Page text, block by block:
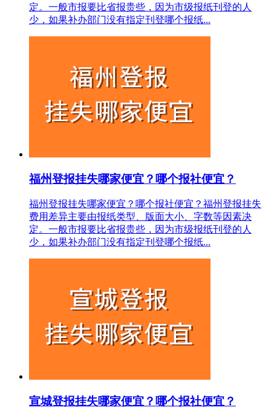
定。一般市报要比省报贵些，因为市级报纸刊登的人
少，如果补办部门没有指定刊登哪个报纸...
福州登报挂失哪家便宜？哪个报社便宜？
福州登报挂失哪家便宜？哪个报社便宜？福州登报挂失
费用差异主要由报纸类型、版面大小、字数等因素决
定。一般市报要比省报贵些，因为市级报纸刊登的人
少，如果补办部门没有指定刊登哪个报纸...
宣城登报挂失哪家便宜？哪个报社便宜？